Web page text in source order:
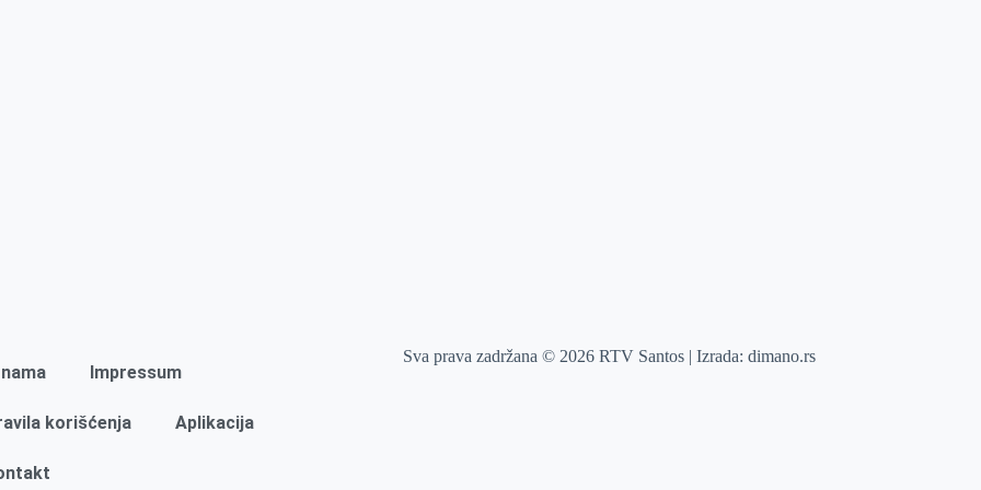
Impressum
korišćenja Aplikacija
Sva prava zadržana © 2026 RTV Santos | Izrada:dimano.rs